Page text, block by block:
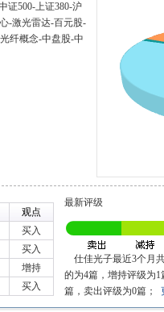
证500-上证380-沪
-激光雷达-百元股-
纤概念-中盘股-中
观点
买入
买入
增持
买入
最新评级
仕佳光子最近3个月
的为4篇，增持评级为
篇，卖出评级为0篇；